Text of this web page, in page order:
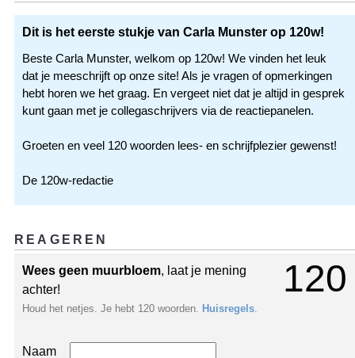
Dit is het eerste stukje van Carla Munster op 120w!
Beste Carla Munster, welkom op 120w! We vinden het leuk
dat je meeschrijft op onze site! Als je vragen of opmerkingen
hebt horen we het graag. En vergeet niet dat je altijd in gesprek
kunt gaan met je collegaschrijvers via de reactiepanelen.
Groeten en veel 120 woorden lees- en schrijfplezier gewenst!
De 120w-redactie
REAGEREN
120
Wees geen muurbloem, laat je mening
achter!
Houd het netjes. Je hebt 120 woorden. Huisregels
Naam